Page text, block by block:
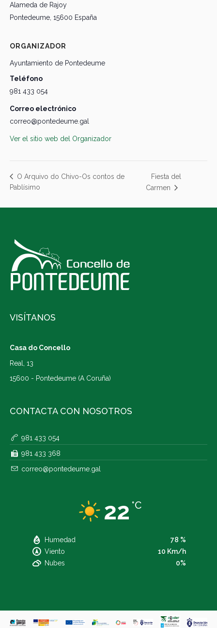
Alameda de Rajoy
Pontedeume 15600 España
ORGANIZADOR
Ayuntamiento de Pontedeume
Teléfono
981 433 054
Correo electrónico
correo@pontedeume.gal
Ver el sitio web del Organizador
O Arquivo do Chivo-Os contos de
Pablísimo
Fiesta del
Carmen
VISÍTANOS
Casa do Concello
Real, 13
15600 - Pontedeume (A Coruña)
CONTACTA CON NOSOTROS
981 433 054
981 433 368
correo@pontedeume.gal
22 °C
Humedad
78 %
Viento
10 Km/h
Nubes
0%